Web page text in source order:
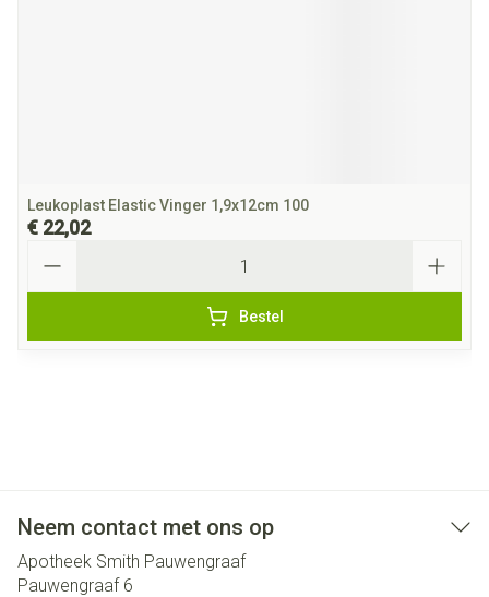
Leukoplast Elastic Vinger 1,9x12cm 100
€ 22,02
Bestel
Neem contact met ons op
Apotheek Smith Pauwengraaf
Pauwengraaf 6